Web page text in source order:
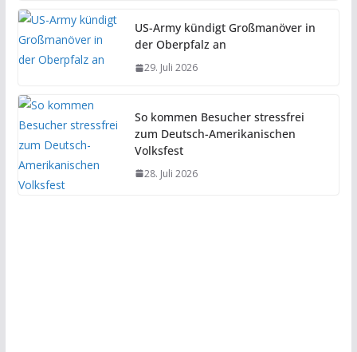
US-Army kündigt Großmanöver in
der Oberpfalz an
29. Juli 2026
So kommen Besucher stressfrei
zum Deutsch-Amerikanischen
Volksfest
28. Juli 2026